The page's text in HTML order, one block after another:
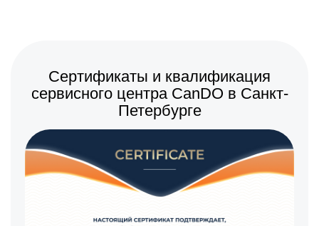
Сертификаты и квалификация
сервисного центра CanDO в Санкт-
Петербурге